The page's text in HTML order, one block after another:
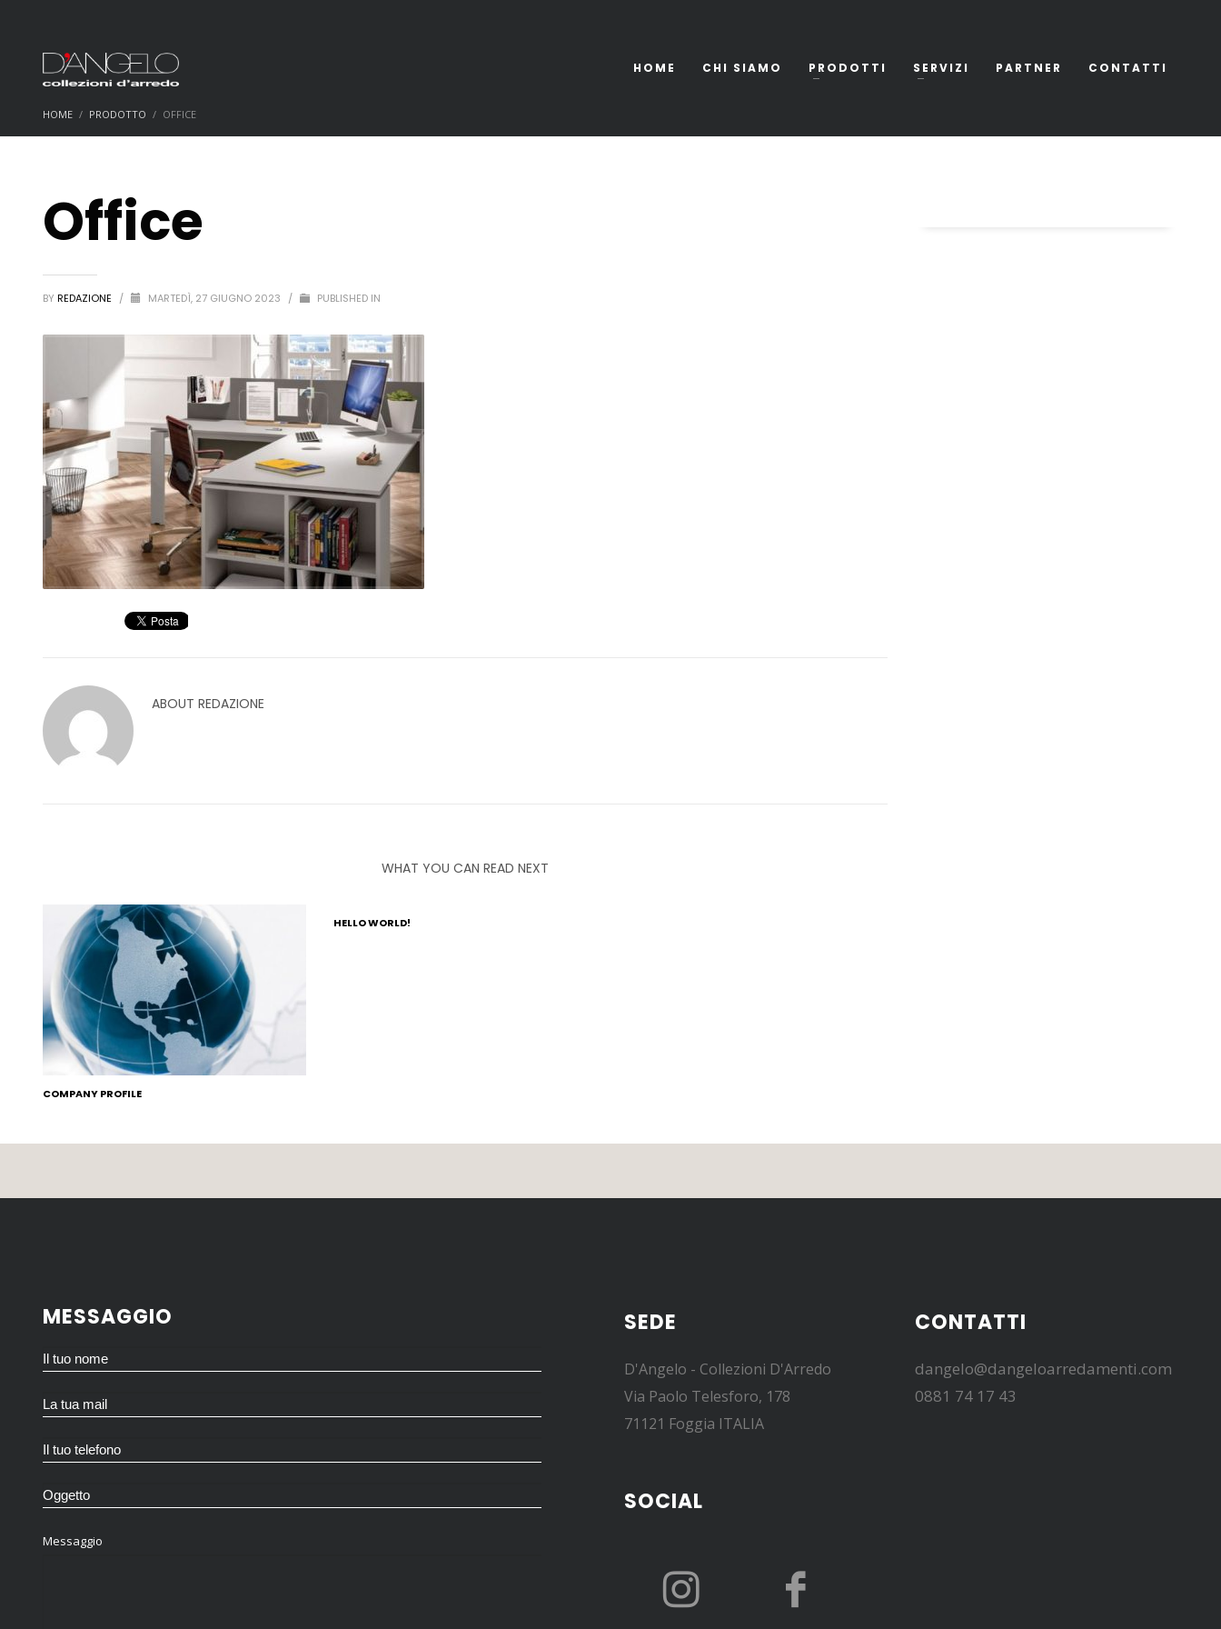
HOME CHI SIAMO PRODOTTI SERVIZI PARTNER CONTATTI
HOME PRODOTTO OFFICE
Office
BY REDAZIONE / MARTEDÌ, 27 GIUGNO 2023 / PUBLISHED IN
ABOUT REDAZIONE
WHAT YOU CAN READ NEXT
COMPANY PROFILE
HELLO WORLD!
MESSAGGIO
Messaggio
SEDE
D'Angelo - Collezioni D'Arredo
Via Paolo Telesforo, 178
71121 Foggia ITALIA
CONTATTI
dangelo@dangeloarredamenti.com
0881 74 17 43
SOCIAL